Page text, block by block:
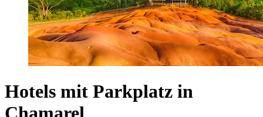
Hotels mit Parkplatz in